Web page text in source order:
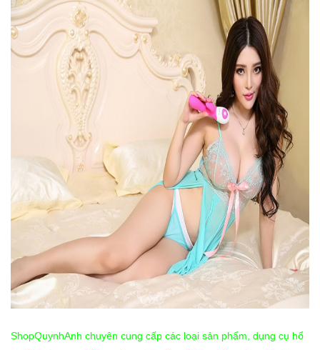
ShopQuynhAnh chuyên cung cấp các loại sản phẩm, dụng cụ hổ